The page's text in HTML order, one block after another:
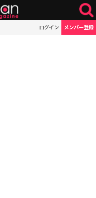
ログイン メンバー登録